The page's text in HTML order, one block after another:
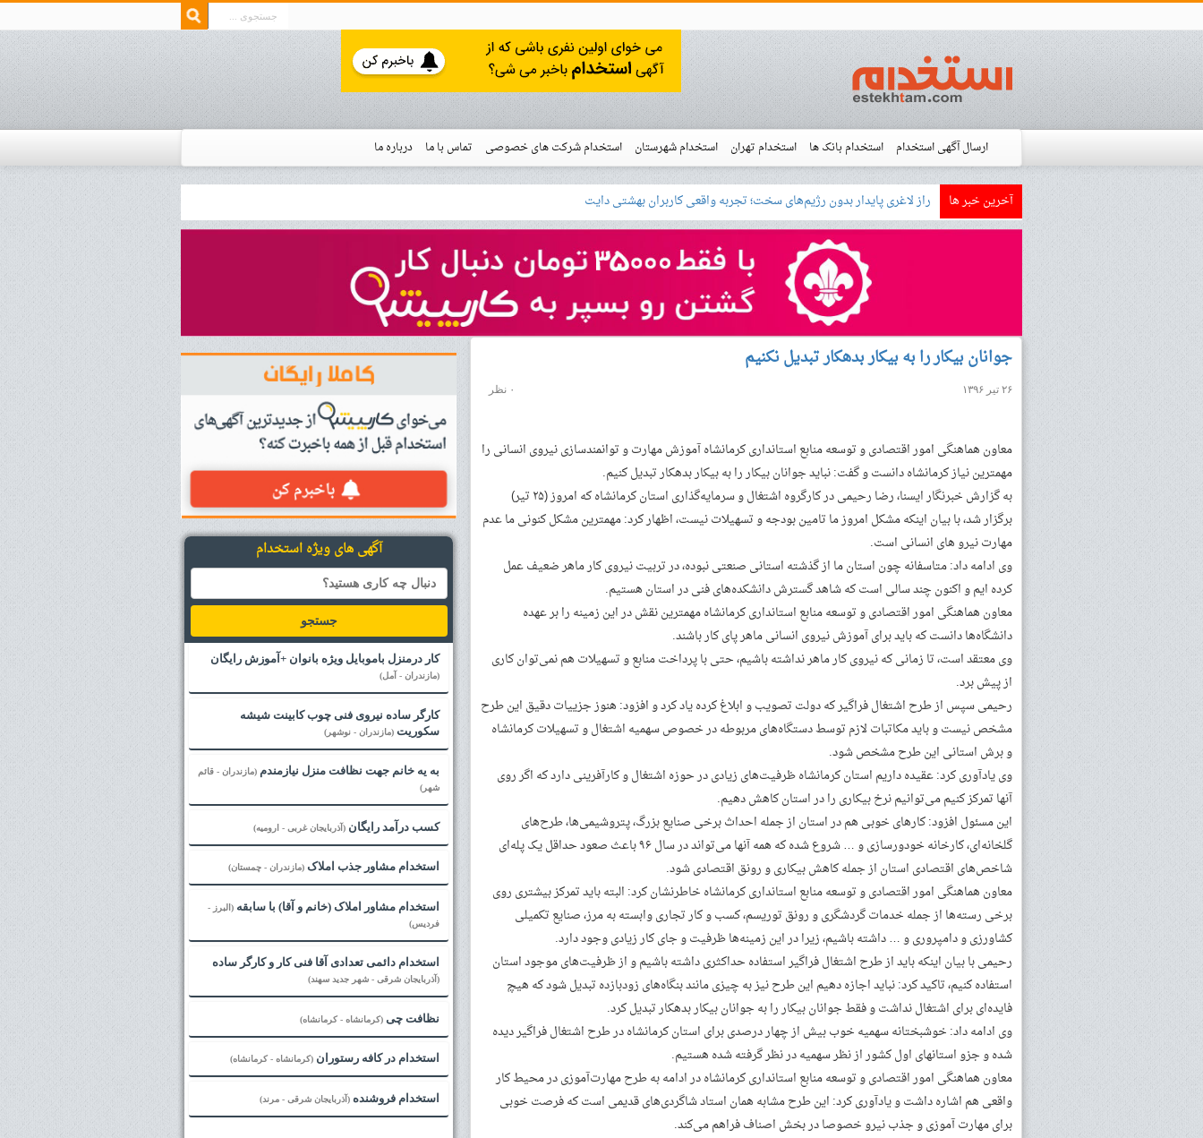
ارسال آگهی استخدام استخدام بانک ها استخدام تهران استخدام شهرستان استخدام شرکت های خصوصی تماس با ما
درباره ما
نوار زمان استخدام
استخدام شده ها
آموزش فروشگاه استخدام
آخرین خبر ها بازار کار زبان آلمانی چ
جوانان بیکار را به بیکار بدهکار تبدیل نکنیم
۲۶ تیر ۱۳۹۶ ۰ نظر
معاون هماهنگی امور اقتصادی و توسعه منابع استانداری کرمانشاه آموزش مهارت و توانمندسازی نیروی انسانی را
مهمترین نیاز کرمانشاه دانست و گفت: نباید جوانان بیکار را به بیکار بدهکار تبدیل کنیم.
به گزارش خبرنگار ایسنا، رضا رحیمی در کارگروه اشتغال و سرمایه‌گذاری استان کرمانشاه که امروز (۲۵ تیر)
برگزار شد، با بیان اینکه مشکل امروز ما تامین بودجه و تسهیلات نیست، اظهار کرد: مهمترین مشکل کنونی ما عدم
مهارت نیرو های انسانی است.
وی ادامه داد: متاسفانه چون استان ما از گذشته استانی صنعتی نبوده، در تربیت نیروی کار ماهر ضعیف عمل
کرده ایم و اکنون چند سالی است که شاهد گسترش دانشکده‌های فنی در استان هستیم.
معاون هماهنگی امور اقتصادی و توسعه منابع استانداری کرمانشاه مهمترین نقش در این زمینه را بر عهده
دانشگاه‌ها دانست که باید برای آموزش نیروی انسانی ماهر پای کار باشند.
وی معتقد است، تا زمانی که نیروی کار ماهر نداشته باشیم، حتی با پرداخت منابع و تسهیلات هم نمی‌توان کاری
از پیش برد.
رحیمی سپس از طرح اشتغال فراگیر که دولت تصویب و ابلاغ کرده یاد کرد و افزود: هنوز جزییات دقیق این طرح
مشخص نیست و باید مکاتبات لازم توسط دستگاه‌های مربوطه در خصوص سهمیه اشتغال و تسهیلات کرمانشاه
و برش استانی این طرح مشخص شود.
وی یادآوری کرد: عقیده داریم استان کرمانشاه ظرفیت‌های زیادی در حوزه اشتغال و کارآفرینی دارد که اگر روی
آنها تمرکز کنیم می‌توانیم نرخ بیکاری را در استان کاهش دهیم.
این مسئول افزود: کارهای خوبی هم در استان از جمله احداث برخی صنایع بزرگ، پتروشیمی‌ها، طرح‌های
گلخانه‌ای، کارخانه خودورسازی و … شروع شده که همه آنها می‌تواند در سال ۹۶ باعث صعود حداقل یک پله‌ای
شاخص‌های اقتصادی استان از جمله کاهش بیکاری و رونق اقتصادی شود.
معاون هماهنگی امور اقتصادی و توسعه منابع استانداری کرمانشاه خاطرنشان کرد: البته باید تمرکز بیشتری روی
برخی رسته‌ها از جمله خدمات گردشگری و رونق توریسم، کسب و کار تجاری وابسته به مرز، صنایع تکمیلی
کشاورزی و دامپروری و … داشته باشیم، زیرا در این زمینه‌ها ظرفیت و جای کار زیادی وجود دارد.
رحیمی با بیان اینکه باید از طرح اشتغال فراگیر استفاده حداکثری داشته باشیم و از ظرفیت‌های موجود استان
استفاده کنیم، تاکید کرد: نباید اجازه دهیم این طرح نیز به چیزی مانند بنگاه‌های زودبازده تبدیل شود که هیچ
فایده‌ای برای اشتغال نداشت و فقط جوانان بیکار را به جوانان بیکار بدهکار تبدیل کرد.
وی ادامه داد: خوشبختانه سهمیه خوب بیش از چهار درصدی برای استان کرمانشاه در طرح اشتغال فراگیر دیده
شده و جزو استانهای اول کشور از نظر سهمیه در نظر گرفته شده هستیم.
معاون هماهنگی امور اقتصادی و توسعه منابع استانداری کرمانشاه در ادامه به طرح مهارت‌آموزی در محیط کار
واقعی هم اشاره داشت و یادآوری کرد: این طرح مشابه همان استاد شاگردی‌های قدیمی است که فرصت خوبی
برای مهارت آموزی و جذب نیرو خصوصا در بخش اصناف فراهم می‌کند.
آگهی های ویژه استخدام
جستجو
کار درمنزل باموبایل ویژه بانوان +آموزش رایگان
(مازندران - آمل)
کارگر ساده نیروی فنی چوب کابینت شیشه
سکوریت (مازندران - نوشهر)
به یه خانم جهت نظافت منزل نیازمندم (مازندران - قائم
شهر)
کسب درآمد رایگان (آذربایجان غربی - ارومیه)
استخدام مشاور جذب املاک (مازندران - چمستان)
استخدام مشاور املاک (خانم و آقا) با سابقه (البرز -
فردیس)
استخدام دائمی تعدادی آقا فنی کار و کارگر ساده
(آذربایجان شرقی - شهر جدید سهند)
نظافت چی (کرمانشاه - کرمانشاه)
استخدام در کافه رستوران (کرمانشاه - کرمانشاه)
استخدام فروشنده (آذربایجان شرقی - مرند)